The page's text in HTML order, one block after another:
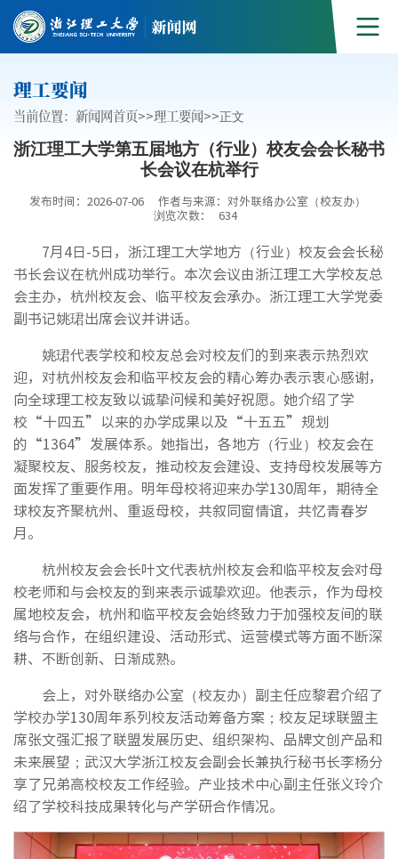
理工要闻
当前位置： 新闻网首页>>理工要闻>>正文
浙江理工大学第五届地方（行业）校友会会长秘书
长会议在杭举行
发布时间：2026-07-06
作者与来源：对外联络办公室（校友办）
浏览次数：
634
7月4日-5日，浙江理工大学地方（行业）校友会会长秘
书长会议在杭州成功举行。本次会议由浙江理工大学校友总
会主办，杭州校友会、临平校友会承办。浙江理工大学党委
副书记姚珺出席会议并讲话。
姚珺代表学校和校友总会对校友们的到来表示热烈欢
迎，对杭州校友会和临平校友会的精心筹办表示衷心感谢，
向全球理工校友致以诚挚问候和美好祝愿。她介绍了学
校“十四五”以来的办学成果以及“十五五”规划
的“1364”发展体系。她指出，各地方（行业）校友会在
凝聚校友、服务校友，推动校友会建设、支持母校发展等方
面发挥了重要作用。明年母校将迎来办学130周年，期待全
球校友齐聚杭州、重返母校，共叙同窗情谊，共忆青春岁
月。
杭州校友会会长叶文代表杭州校友会和临平校友会对母
校老师和与会校友的到来表示诚挚欢迎。他表示，作为母校
属地校友会，杭州和临平校友会始终致力于加强校友间的联
络与合作，在组织建设、活动形式、运营模式等方面不断深
耕、不断创新、日渐成熟。
会上，对外联络办公室（校友办）副主任应黎君介绍了
学校办学130周年系列校友活动筹备方案；校友足球联盟主
席张文强汇报了联盟发展历史、组织架构、品牌文创产品和
未来展望；武汉大学浙江校友会副会长兼执行秘书长李杨分
享了兄弟高校校友工作经验。产业技术中心副主任张义玲介
绍了学校科技成果转化与产学研合作情况。